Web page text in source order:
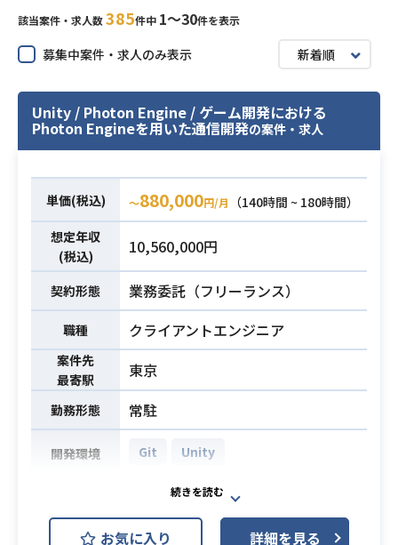
該当案件・求人数385件中 1〜30件を表示
募集中案件・求人のみ表示 新着順
Unity / Photon Engine / ゲーム開発における
Photon Engineを用いた通信開発の案件・求人
単価(税込) 〜880,000円/月
（140時間 ~ 180時間）
想定年収
(税込)
10,560,000円
契約形態 業務委託（フリーランス）
職種 クライアントエンジニア
案件先
最寄駅
東京
勤務形態 常駐
開発環境 Git Unity
Unityを用いたゲーム開発において、
インゲーム(アクションパート)の実装
お気に入り 詳細を見る